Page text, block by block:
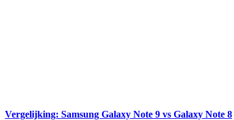
Vergelijking: Samsung Galaxy Note 9 vs Galaxy Note 8